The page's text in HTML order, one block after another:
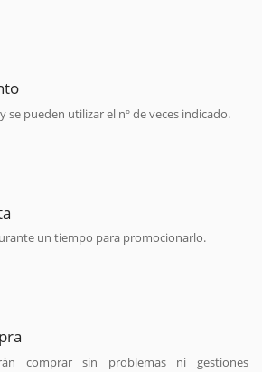
se pueden utilizar el nº de veces indicado.
un tiempo para promocionarlo.
comprar sin problemas ni gestiones